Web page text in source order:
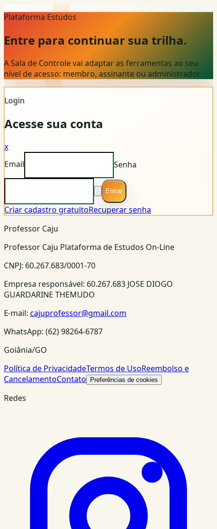
Plataforma Estudos
Entre para continuar sua trilha.
A Sala de Controle vai adaptar as ferramentas ao seu
nível de acesso: membro, assinante ou administrador.
Login
Acesse sua conta
x
Email
Senha
Entrar
Criar cadastro gratuitoRecuperar senha
Professor Caju
Professor Caju Plataforma de Estudos On-Line
CNPJ: 60.267.683/0001-70
Empresa responsável: 60.267.683 JOSE DIOGO
GUARDARINE THEMUDO
E-mail: cajuprofessor@gmail.com
WhatsApp: (62) 98264-6787
Goiânia/GO
Política de PrivacidadeTermos de UsoReembolso e
CancelamentoContato Preferências de cookies
Redes